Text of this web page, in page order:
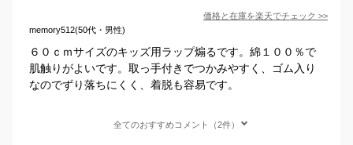
価格と在庫を楽天でチェック >>
memory512(50代・男性)
６０ｃｍサイズのキッズ用ラップ煽るです。綿１００％で
肌触りがよいです。取っ手付きでつかみやすく、ゴム入り
なのでずり落ちにくく、着脱も容易です。
全てのおすすめコメント（2件）